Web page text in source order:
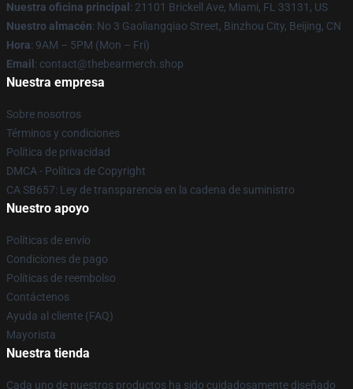
Nuestra oficina principal : 21101 Brickell Ave, Miami, FL 33131, US
Nuestro almacén: No 3 Gaoliangqiao Street, Binzhou City, Beijing, CN
Hora: 9AM – 5PM (Mon – Fri)
Email : contact@thebearmerch.shop
Nuestra empresa
Sobre nosotros
Términos y condiciones
Política de privacidad
DMCA - Política de Copyright
CA SB657: Ley de transparencia en la cadena de suministro
Nuestro apoyo
Políticas de envío
Condiciones de pago
Políticas de reembolso
Contáctenos
Ayuda al cliente (FAQ)
Mayorista
Nuestra tienda
Cada uno de nuestros productos ha sido cuidadosamente diseñado